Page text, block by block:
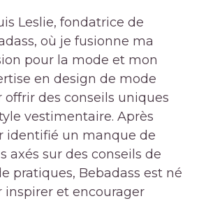
Leslie, fondatrice de
où je fusionne ma
pour la mode et mon
en design de mode
offrir des conseils uniques
vestimentaire. Après
identifié un manque de
axés sur des conseils de
pratiques, Bebadass est né
inspirer et encourager